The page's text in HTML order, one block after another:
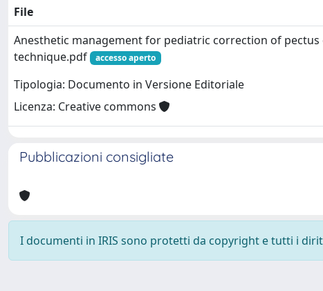
File
Anesthetic management for pediatric correction of pectus
technique.pdf
accesso aperto
Tipologia: Documento in Versione Editoriale
Licenza: Creative commons
Pubblicazioni consigliate
I documenti in IRIS sono protetti da copyright e tutti i